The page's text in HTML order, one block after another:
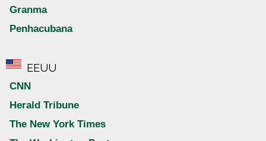
Granma
Penhacubana
EEUU
CNN
Herald Tribune
The New York Times